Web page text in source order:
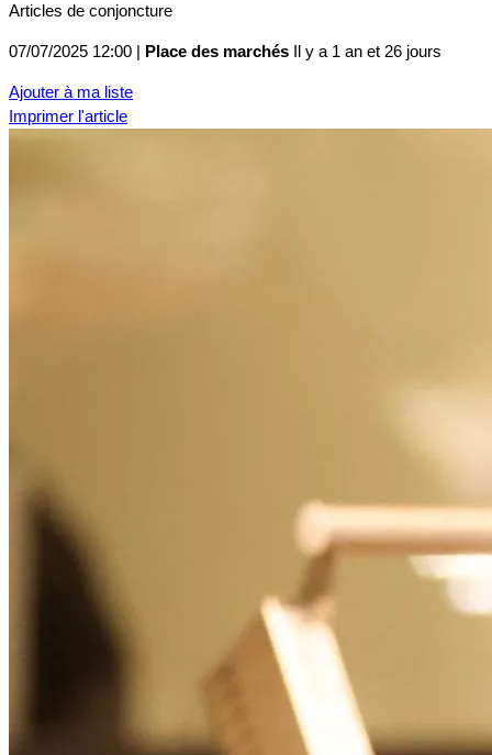
Articles de conjoncture
07/07/2025 12:00 | Place des marchés Il y a 1 an et 26 jours
Ajouter à ma liste
Imprimer l'article